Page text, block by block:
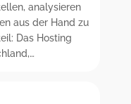
analysieren
aus der Hand zu
Das Hosting